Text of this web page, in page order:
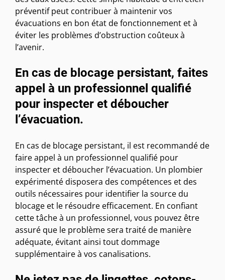
préventif peut contribuer à maintenir vos
évacuations en bon état de fonctionnement et à
éviter les problèmes d’obstruction coûteux à
l’avenir.
En cas de blocage persistant, faites
appel à un professionnel qualifié
pour inspecter et déboucher
l’évacuation.
En cas de blocage persistant, il est recommandé de
faire appel à un professionnel qualifié pour
inspecter et déboucher l’évacuation. Un plombier
expérimenté disposera des compétences et des
outils nécessaires pour identifier la source du
blocage et le résoudre efficacement. En confiant
cette tâche à un professionnel, vous pouvez être
assuré que le problème sera traité de manière
adéquate, évitant ainsi tout dommage
supplémentaire à vos canalisations.